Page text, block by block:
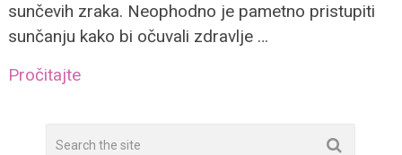
sunčevih zraka. Neophodno je pametno pristupiti
sunčanju kako bi očuvali zdravlje …
Pročitajte